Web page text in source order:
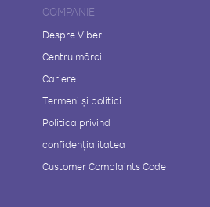
COMPANIE
Despre Viber
Centru mărci
Cariere
Termeni și politici
Politica privind
confidențialitatea
Customer Complaints Code